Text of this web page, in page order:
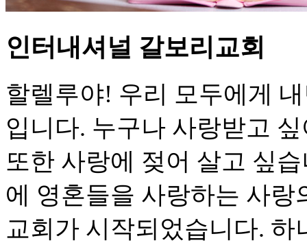
인터내셔널 갈보리교회
할렐루야! 우리 모두에게
입니다. 누구나 사랑받고
또한 사랑에 젖어 살고 싶
에 영혼들을 사랑하는 사
교회가 시작되었습니다.